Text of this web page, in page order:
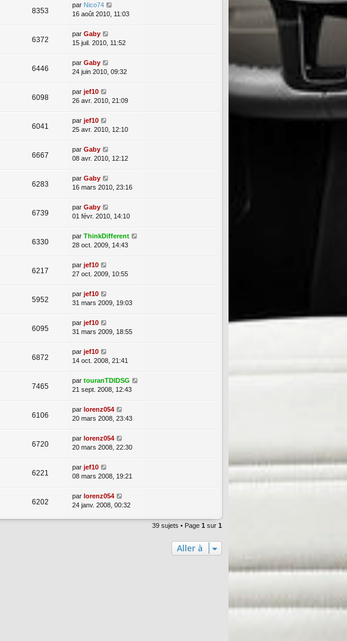
8353
par Nico74
16 août 2010, 11:03
6372
par Gaby
15 juil. 2010, 11:52
6446
par Gaby
24 juin 2010, 09:32
6098
par jef10
26 avr. 2010, 21:09
6041
par jef10
25 avr. 2010, 12:10
6667
par Gaby
08 avr. 2010, 12:12
6283
par Gaby
16 mars 2010, 23:16
6739
par Gaby
01 févr. 2010, 14:10
6330
par ThinkDifferent
28 oct. 2009, 14:43
6217
par jef10
27 oct. 2009, 10:55
5952
par jef10
31 mars 2009, 19:03
6095
par jef10
31 mars 2009, 18:55
6872
par jef10
14 oct. 2008, 21:41
7465
par touranTDIDSG
21 sept. 2008, 12:43
6106
par lorenz054
20 mars 2008, 23:43
6720
par lorenz054
20 mars 2008, 22:30
6221
par jef10
08 mars 2008, 19:21
6202
par lorenz054
24 janv. 2008, 00:32
39 sujets • Page 1 sur 1
Aller à